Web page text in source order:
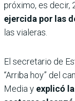
próximo, es decir,
ejercida por las
las vialeras.
El secretario de
“Arriba hoy” del
Media y explicó